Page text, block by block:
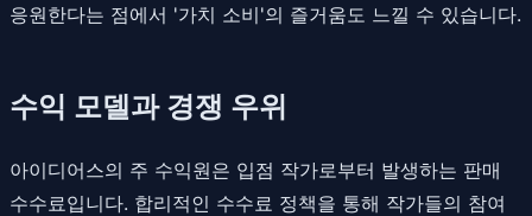
응원한다는 점에서 '가치 소비'의 즐거움도 느낄 수 있습니다.
수익 모델과 경쟁 우위
아이디어스의 주 수익원은 입점 작가로부터 발생하는 판매
수수료입니다. 합리적인 수수료 정책을 통해 작가들의 참여